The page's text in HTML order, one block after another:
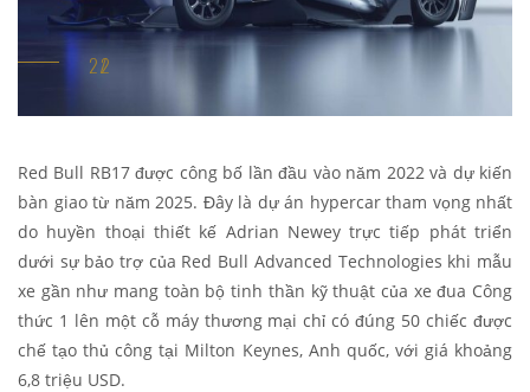
Red Bull RB17 được công bố lần đầu vào năm 2022 và dự kiến
bàn giao từ năm 2025. Đây là dự án hypercar tham vọng nhất
do huyền thoại thiết kế Adrian Newey trực tiếp phát triển
dưới sự bảo trợ của Red Bull Advanced Technologies khi mẫu
xe gần như mang toàn bộ tinh thần kỹ thuật của xe đua Công
thức 1 lên một cỗ máy thương mại chỉ có đúng 50 chiếc được
chế tạo thủ công tại Milton Keynes, Anh quốc, với giá khoảng
6,8 triệu USD.